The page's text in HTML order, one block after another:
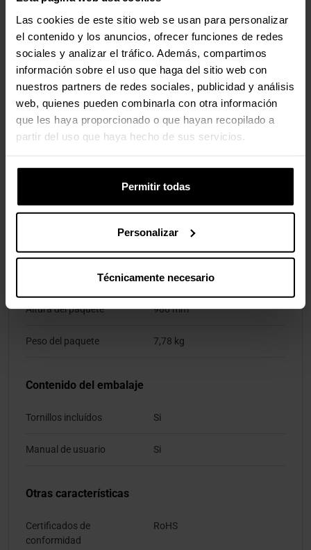
Las cookies de este sitio web se usan para personalizar
el contenido y los anuncios, ofrecer funciones de redes
sociales y analizar el tráfico. Además, compartimos
información sobre el uso que haga del sitio web con
nuestros partners de redes sociales, publicidad y análisis
web, quienes pueden combinarla con otra información
que les haya proporcionado o que hayan recopilado a
partir del uso que haya hecho de sus servicios.
Permitir todas
Personalizar
Técnicamente necesario
Peso y dimensiones
Ancho 465 mm
Profundidad 215 mm
Altura 760 mm
Peso 7,06 kg
Empaquetado
Profundidad del paquete 102 mm
Altura del paquete 980 mm
Peso del paquete 7,78 kg
Contenido del embalaje
Tornillos incluídos Si
Manual de usuario Si
Otras características
Certificados de
conformidad
RoHS